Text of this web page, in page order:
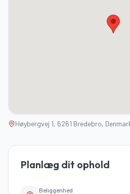
Høybergvej 1, 6261 Bredebro,
Planlæg dit ophold
Beliggenhed